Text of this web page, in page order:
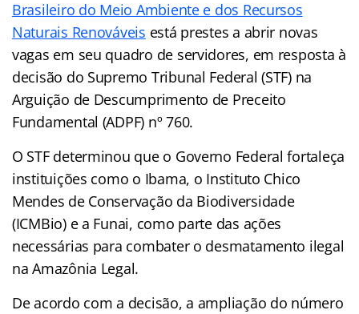
Brasileiro do Meio Ambiente e dos Recursos
Naturais Renováveis está prestes a abrir novas
vagas em seu quadro de servidores, em resposta à
decisão do Supremo Tribunal Federal (STF) na
Arguição de Descumprimento de Preceito
Fundamental (ADPF) nº 760.
O STF determinou que o Governo Federal fortaleça
instituições como o Ibama, o Instituto Chico
Mendes de Conservação da Biodiversidade
(ICMBio) e a Funai, como parte das ações
necessárias para combater o desmatamento ilegal
na Amazônia Legal.
De acordo com a decisão, a ampliação do número